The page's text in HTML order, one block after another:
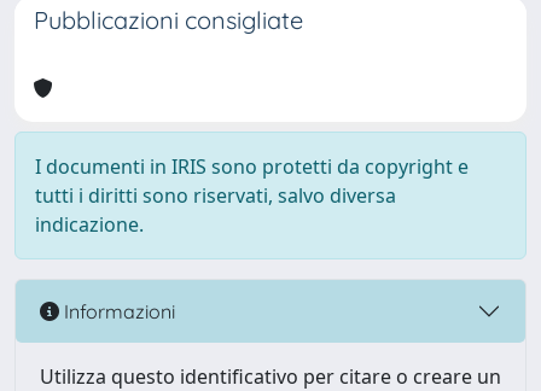
Pubblicazioni consigliate
I documenti in IRIS sono protetti da copyright e
tutti i diritti sono riservati, salvo diversa
indicazione.
Informazioni
Utilizza questo identificativo per citare o creare un